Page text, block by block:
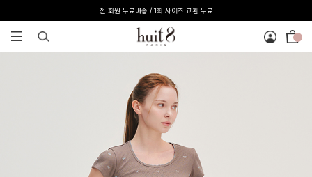
전 회원 무료배송 / 1회 사이즈 교환 무료